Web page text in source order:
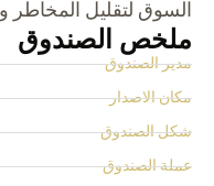
السوق لتقليل المخاطر
ملخص الصندوق
مدير الصندوق
مكان الاصدار
شكل الصندوق
عملة الصندوق